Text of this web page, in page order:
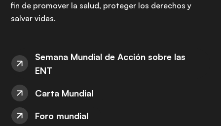
fin de promover la salud, proteger los derechos y
salvar vidas.
Semana Mundial de Acción sobre las
ENT
Carta Mundial
Foro mundial